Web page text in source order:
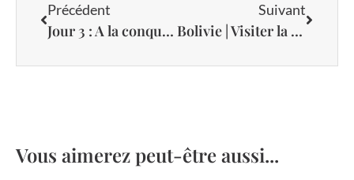
Précédent
Jour 3 : A la conquête du fabuleux salar de Uyuni
Suivant
Bolivie | Visiter la splendide ville coloniale de Sucre
Vous aimerez peut-être aussi...